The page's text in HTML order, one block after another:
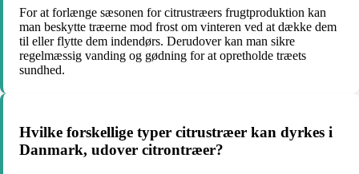
For at forlænge sæsonen for citrustræers frugtproduktion kan
man beskytte træerne mod frost om vinteren ved at dække dem
til eller flytte dem indendørs. Derudover kan man sikre
regelmæssig vanding og gødning for at opretholde træets
sundhed.
Hvilke forskellige typer citrustræer kan dyrkes i
Danmark, udover citrontræer?